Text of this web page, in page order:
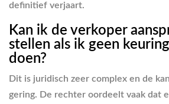
definitief verjaart.
Kan ik de verkoper
stellen als ik geen
doen?
Dit is juridisch zeer complex en de
gering. De rechter oordeelt vaak dat